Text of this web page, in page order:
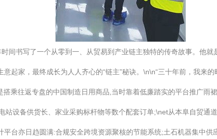
间书写了一个从零到一、从贸易到产业链主独特的传奇故事。他
起家，最终成长为人人齐心的“链主”秘诀。\n\n“三十年前，我来
往返专盘的中国制造日用商品,当时靠着低廉踏实的平台推广雨
设备供货长、家业采购标杆物等数个配套订单;\net从本阜自贸通
台亦日趋圆满:合规安全跨境资源聚核的节能系统;土石机器集中